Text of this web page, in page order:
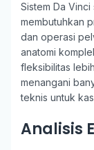
Sistem Da
membutuhkan
dan operasi
anatomi
fleksibilitas
menangani
teknis untuk
Analisis